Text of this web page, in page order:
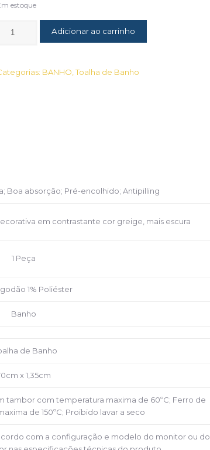
estoque
Adicionar ao carrinho
BANHO ,Toalha de Banho
Boa absorção; Pré-encolhido; Antipilling
em contrastante cor greige, mais escura
1 Peça
1% Poliéster
Banho
de Banho
x 1,35cm
tambor com temperatura maxima de 60ºC; Ferro de
de 150ºC; Proibido lavar a seco
com a configuração e modelo do monitor ou do